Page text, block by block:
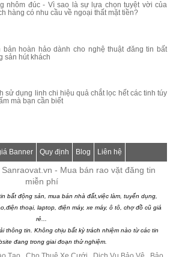
nhôm đúc - Vì sao là sự lựa chọn tuyệt vời của
hàng có nhu cầu về ngoại thất mặt tiền?
bản hoàn hảo dành cho nghệ thuật đăng tin bất
sản hút khách
sử dụng linh chi hiệu quả chắt lọc hết các tinh túy
mà bạn cần biết
Banner Quy định Blog Liên hệ
Sanraovat.vn - Mua bán rao vặt đăng tin
miễn phí
bất động sản, mua bán nhà đất,việc làm, tuyển dụng,
thoại, laptop, điện máy, xe máy, ô tô, chợ đồ cũ giá
rẻ...
thông tin. Không chịu bất kỳ trách nhiệm nào từ các tin
đang trong giai đoạn thử nghiệm.